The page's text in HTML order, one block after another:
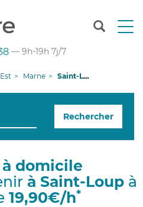
T
n
g
— 9h-19h 7j/7
Marne Saint-Loup
Rechercher
à domicile
à Saint-Loupà
19,90€/h*